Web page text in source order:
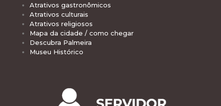
Atrativos gastronômicos
Atrativos culturais
Atrativos religiosos
Mapa da cidade / como chegar
Descubra Palmeira
Museu Histórico